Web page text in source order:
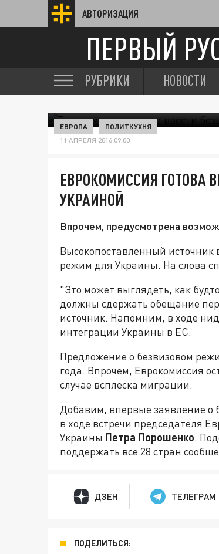
АВТОРИЗАЦИЯ
ПЕРВЫЙ
РУБРИКИ НОВОСТИ
ЕВРОПА ПОЛИТКУХНЯ
11 АПРЕЛЯ 2016 09:00
ЕВРОКОМИССИЯ ГОТОВА
УКРАИНОЙ
Впрочем, предусмотрена
Высокопоставленный источник
режим для Украины. На слова
"Это может выглядеть, как
должны сдержать обещание
источник. Напомним, в ходе
интеграции Украины в ЕС.
Предложение о безвизовом
года. Впрочем, Еврокомиссия
случае всплеска миграции.
Добавим, впервые заявление о
в ходе встречи председателя
Украины Петра Порошенко.
поддержать все 28 стран
ДЗЕН ТЕЛЕГРАМ
ПОДЕЛИТЬСЯ: